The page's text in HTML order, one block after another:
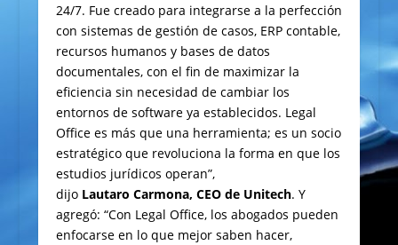
24/7. Fue creado para integrarse a la perfección
con sistemas de gestión de casos, ERP contable,
recursos humanos y bases de datos
documentales, con el fin de maximizar la
eficiencia sin necesidad de cambiar los
entornos de software ya establecidos. Legal
Office es más que una herramienta; es un socio
estratégico que revoluciona la forma en que los
estudios jurídicos operan”,
dijo Lautaro Carmona, CEO de Unitech. Y
agregó: “Con Legal Office, los abogados pueden
enfocarse en lo que mejor saben hacer,